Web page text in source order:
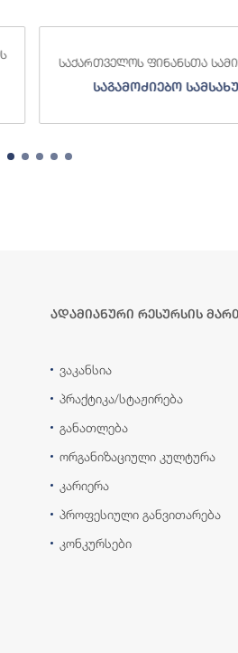
საქართველოს ფინანსთა
შემოსავლების
ადამიანური რესურსის
ვაკანსია
პრაქტიკა/სტაჟირება
განათლება
ორგანიზაციული კულტურა
კარიერა
პროფესიული განვითარება
კონკურსები